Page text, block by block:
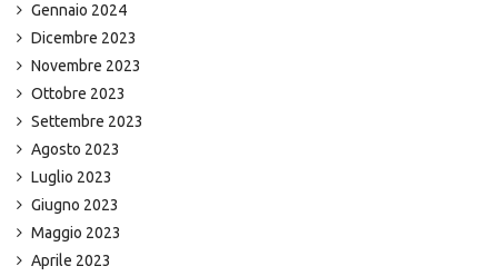
Gennaio 2024
Dicembre 2023
Novembre 2023
Ottobre 2023
Settembre 2023
Agosto 2023
Luglio 2023
Giugno 2023
Maggio 2023
Aprile 2023